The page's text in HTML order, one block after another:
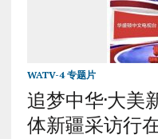
WATV-4 专题片
追梦中华·大美
体新疆采访行